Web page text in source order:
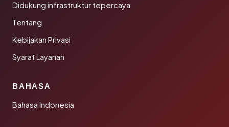
Didukung infrastruktur tepercaya
Tentang
Kebijakan Privasi
Syarat Layanan
BAHASA
Bahasa Indonesia